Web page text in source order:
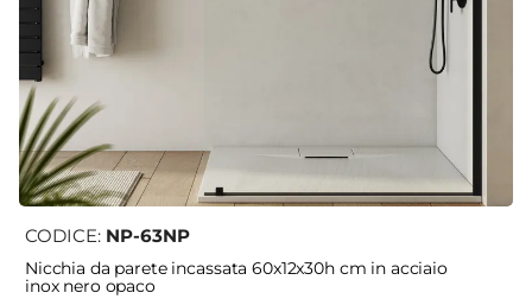
CODICE: NP-63NP
Nicchia da parete incassata 60x12x30h cm in acciaio
inox nero opaco